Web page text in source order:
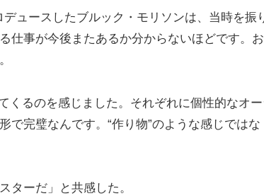
ュースしたブルック・モリソンは、当時を振
仕事が今後またあるか分からないほどです。
くるのを感じました。それぞれに個性的なオー
で完璧なんです。“作り物”のような感じではな
ターだ」と共感した。